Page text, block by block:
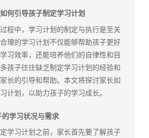
何引导孩子制定学习计划
中，学习计划的制定与执行是至关
理的学习计划不仅能够帮助孩子更好
习效率，还能培养他们的自律性和目
孩子往往缺乏制定学习计划的经验和
长的引导和帮助。本文将探讨家长如
计划，以助力孩子的学习成长。
学习状况与需求
习计划之前，家长首先要了解孩子